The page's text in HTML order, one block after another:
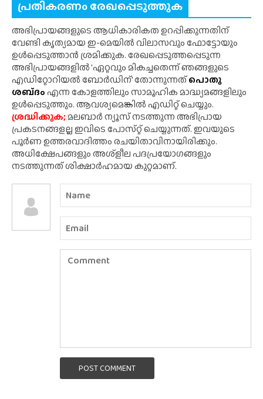
പ്രതികരണം രേഖപ്പെടുത്തുക
അഭിപ്രായങ്ങളുടെ ആധികാരികത ഉറപ്പിക്കുന്നതിന്
വേണ്ടി കൃത്യമായ ഇ-മെയിൽ വിലാസവും ഫോട്ടോയും
ഉൾപ്പെടുത്താൻ ശ്രമിക്കുക. രേഖപ്പെടുത്തപ്പെടുന്ന
അഭിപ്രായങ്ങളിൽ 'ഏറ്റവും മികച്ചതെന്ന് ഞങ്ങളുടെ
എഡിറ്റോറിയൽ ബോർഡിന്' തോന്നുന്നത്പൊതു
ശബ്‌ദംഎന്ന കോളത്തിലും സാമൂഹിക മാദ്ധ്യമങ്ങളിലും
ഉൾപ്പെടുത്തും. ആവശ്യമെങ്കിൽ എഡിറ്റ് ചെയ്യും.
ശ്രദ്ധിക്കുക;മലബാർ ന്യൂസ് നടത്തുന്ന അഭിപ്രായ
പ്രകടനങ്ങളല്ല ഇവിടെ പോസ്‌റ്റ് ചെയ്യുന്നത്. ഇവയുടെ
പൂർണ ഉത്തരവാദിത്തം രചയിതാവിനായിരിക്കും.
അധിക്ഷേപങ്ങളും അശ്‌ളീല പദപ്രയോഗങ്ങളും
നടത്തുന്നത് ശിക്ഷാർഹമായ കുറ്റമാണ്.
POST COMMENT